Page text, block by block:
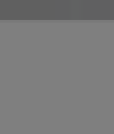
⭐ Prácticas